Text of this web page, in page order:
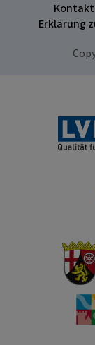
Kontakt
Erklärung